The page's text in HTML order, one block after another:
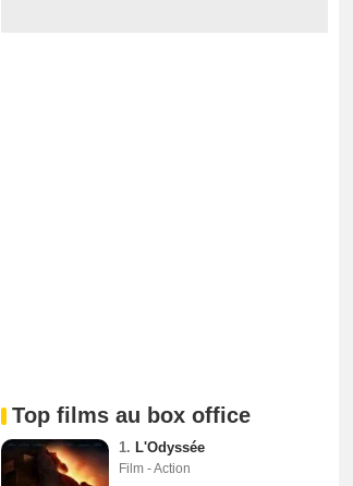
Top films au box office
1. L'Odyssée
Film - Action